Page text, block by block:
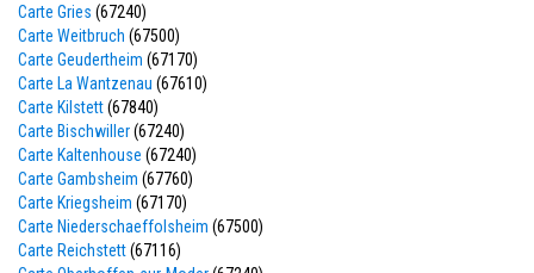
Carte Gries (67240)
Carte Weitbruch (67500)
Carte Geudertheim (67170)
Carte La Wantzenau (67610)
Carte Kilstett(67840)
Carte Bischwiller(67240)
Carte Kaltenhouse (67240)
Carte Gambsheim (67760)
Carte Kriegsheim (67170)
Carte Niederschaeffolsheim (67500)
Carte Reichstett(67116)